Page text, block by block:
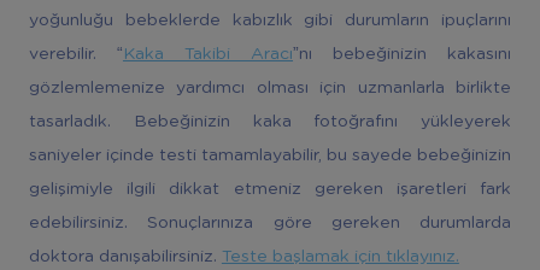
yoğunluğu bebeklerde kabızlık gibi durumların ipuçlarını
verebilir. “ Kaka Takibi Aracı”nı bebeğinizin kakasını
gözlemlemenize yardımcı olması için uzmanlarla birlikte
tasarladık. Bebeğinizin kaka fotoğrafını yükleyerek
saniyeler içinde testi tamamlayabilir, bu sayede bebeğinizin
gelişimiyle ilgili dikkat etmeniz gereken işaretleri fark
edebilirsiniz. Sonuçlarınıza göre gereken durumlarda
doktora danışabilirsiniz. Teste başlamak için tıklayınız.